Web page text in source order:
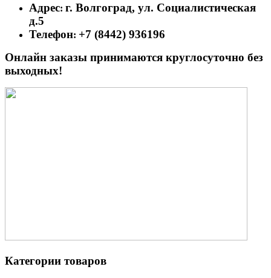
Адрес: г. Волгоград, ул. Социалистическая
д.5
Телефон: +7 (8442) 936196
Онлайн заказы принимаются круглосуточно без
выходных!
Категории товаров